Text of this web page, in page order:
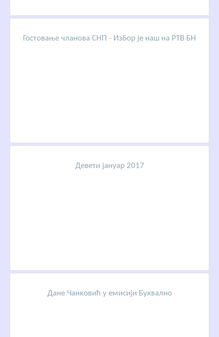
Гостовање чланова СНП - Избор је наш на РТВ БН
Девети јануар 2017
Дане Чанковић у емисији Буквално